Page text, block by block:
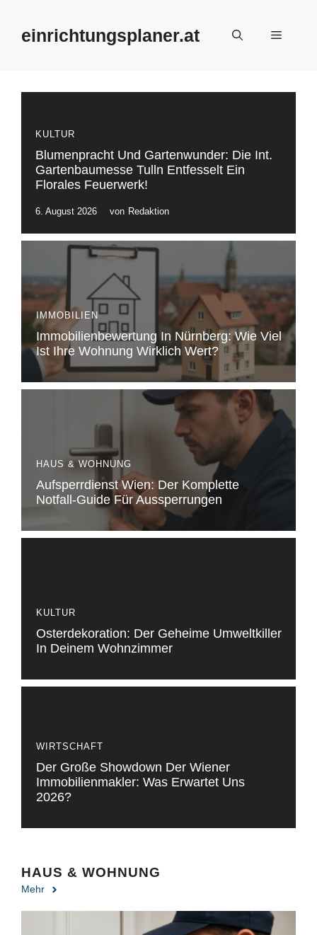
springeneinrichtungsplaner.at Menü
KULTUR
Blumenpracht Und Gartenwunder: Die Int.
Gartenbaumesse Tulln Entfesselt Ein
Florales Feuerwerk!
6. August 2026 von Redaktion
IMMOBILIEN
Immobilienbewertung In Nürnberg: Wie Viel
Ist Ihre Wohnung Wirklich Wert?
HAUS & WOHNUNG
Aufsperrdienst Wien: Der Komplette
Notfall-Guide Für Aussperrungen
KULTUR
Osterdekoration: Der Geheime Umweltkiller
In Deinem Wohnzimmer
WIRTSCHAFT
Der Große Showdown Der Wiener
Immobilienmakler: Was Erwartet Uns
2026?
HAUS & WOHNUNG
Mehr